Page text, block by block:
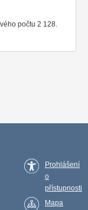
počtu 2 128.
Prohlášení
o
přístupnosti
Mapa